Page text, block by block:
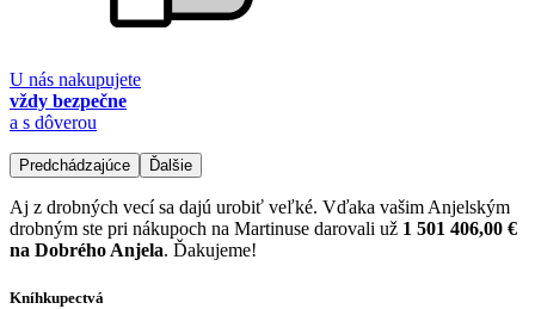
U nás nakupujete
vždy bezpečne
a s dôverou
Predchádzajúce Ďalšie
Aj z drobných vecí sa dajú urobiť veľké. Vďaka vašim Anjelským
drobným ste pri nákupoch na Martinuse darovali už 1 501 406,00 €
na Dobrého Anjela. Ďakujeme!
Kníhkupectvá